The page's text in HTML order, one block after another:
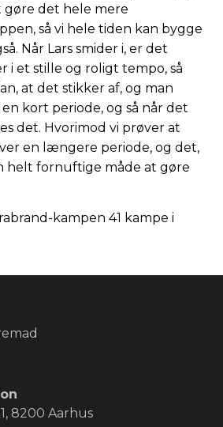
gøre det hele mere
så vi hele tiden kan bygge
Når Lars smider i, er det
i et stille og roligt tempo, så
at det stikker af, og man
kort periode, og så når det
det. Hvorimod vi prøver at
en længere periode, og det,
helt fornuftige måde at gøre
kampen 41 kampe i
8200 Aarhus